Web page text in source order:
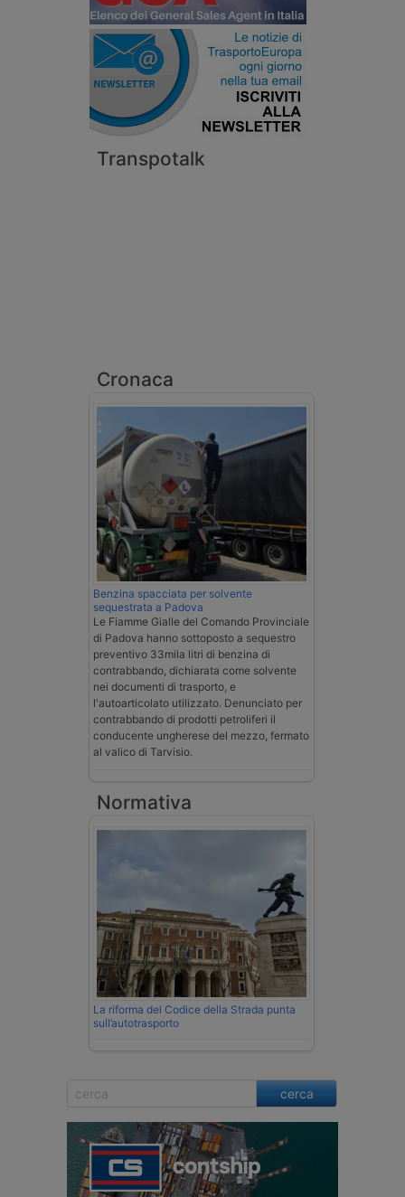
Transpotalk
Cronaca
Benzina spacciata per solvente
sequestrata a Padova
Le Fiamme Gialle del Comando Provinciale
di Padova hanno sottoposto a sequestro
preventivo 33mila litri di benzina di
contrabbando, dichiarata come solvente
nei documenti di trasporto, e
l'autoarticolato utilizzato. Denunciato per
contrabbando di prodotti petroliferi il
conducente ungherese del mezzo, fermato
al valico di Tarvisio.
Normativa
La riforma del Codice della Strada punta
sull’autotrasporto
cerca